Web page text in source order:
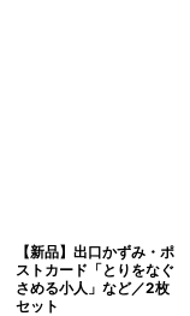
【新品】出口かずみ・ポ
ストカード「とりをなぐ
さめる小人」など／2枚
セット